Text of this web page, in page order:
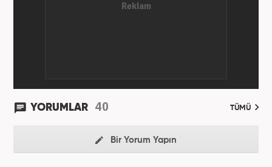
YORUMLAR 40 TÜMÜ
Bir Yorum Yapın